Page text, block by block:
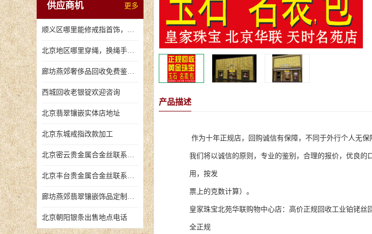
供应商机 更多
顺义区哪里能修戒指首饰，爪断裂了
北京地区哪里穿绳，换绳手串的地方
廊坊燕郊奢侈品回收免费鉴定，无手续费回收价格
西城回收老银锭欢迎咨询
北京翡翠镶嵌实体店地址
北京东城戒指改款加工
北京密云贵金属合金丝联系地址
北京丰台贵金属合金丝联系地址
廊坊燕郊翡翠镶嵌饰品定制店铺
北京朝阳银条出售地点电话
产品描述
作为十年正规店，回购诚信有保障，不同于外行个人无
我们将以诚信的原则，专业的鉴别，合理的报价，优良
用，按发
票上的克数计算）。
皇家珠宝北苑华联购物中心店：高价正规回收工业铂铑
全正规